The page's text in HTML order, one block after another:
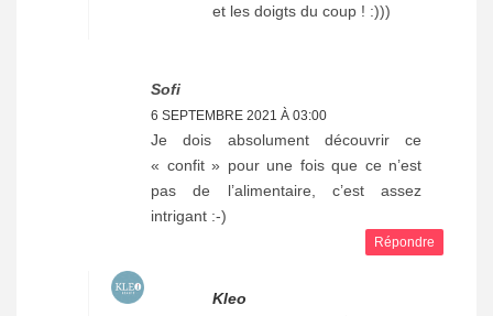
et les doigts du coup ! :)))
Sofi
6 SEPTEMBRE 2021 À 03:00
Je dois absolument découvrir ce
« confit » pour une fois que ce n’est
pas de l’alimentaire, c’est assez
intrigant :-)
Répondre
Kleo